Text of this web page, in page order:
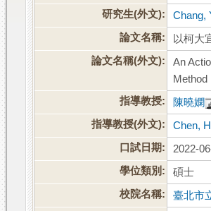
研究生(外文):
Chang,
論文名稱:
以柯大
論文名稱(外文):
An
Method
指導教授:
陳曉嫻
指導教授(外文):
Chen,
口試日期:
2022-
學位類別:
碩士
校院名稱:
臺北市